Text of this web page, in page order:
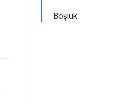
Boşluk